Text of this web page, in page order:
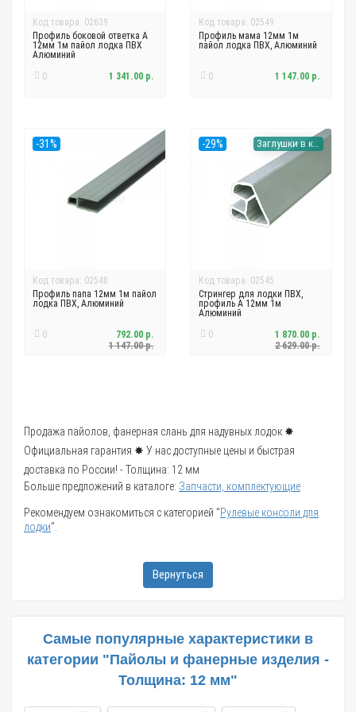
Код товара: 02639
Профиль боковой ответка А
12мм 1м пайол лодка ПВХ
Алюминий
0
1 341.00 р.
Код товара: 02549
Профиль мама 12мм 1м
пайол лодка ПВХ, Алюминий
0 1 147.00 р.
-31%
Код товара: 02548
Профиль папа 12мм 1м пайол
лодка ПВХ, Алюминий
0
1 147.00 р.
792.00 р.
Заглушки в комплекте
-29%
Код товара: 02545
Стрингер для лодки ПВХ,
профиль А 12мм 1м
Алюминий
0
2 629.00 р.
1 870.00 р.
Продажа пайолов, фанерная слань для надувных лодок ✸
Официальная гарантия ✸ У нас доступные цены и быстрая
доставка по России! - Толщина: 12 мм
Больше предложений в каталоге: Запчасти, комплектующие
Рекомендуем ознакомиться с категорией "Рулевые консоли для
лодки".
Вернуться
Самые популярные характеристики в
категории "Пайолы и фанерные изделия -
Толщина: 12 мм"